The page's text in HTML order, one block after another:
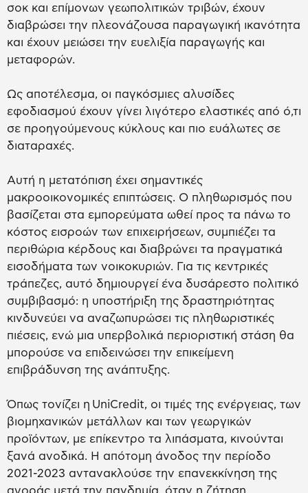
σοκ και επίμονων γεωπολιτικών τριβών, έχουν
διαβρώσει την πλεονάζουσα παραγωγική ικανότητα
και έχουν μειώσει την ευελιξία παραγωγής και
μεταφορών.
Ως αποτέλεσμα, οι παγκόσμιες αλυσίδες
εφοδιασμού έχουν γίνει λιγότερο ελαστικές από ό,τι
σε προηγούμενους κύκλους και πιο ευάλωτες σε
διαταραχές.
Αυτή η μετατόπιση έχει σημαντικές
μακροοικονομικές επιπτώσεις. Ο πληθωρισμός που
βασίζεται στα εμπορεύματα ωθεί προς τα πάνω το
κόστος εισροών των επιχειρήσεων, συμπιέζει τα
περιθώρια κέρδους και διαβρώνει τα πραγματικά
εισοδήματα των νοικοκυριών. Για τις κεντρικές
τράπεζες, αυτό δημιουργεί ένα δυσάρεστο πολιτικό
συμβιβασμό: η υποστήριξη της δραστηριότητας
κινδυνεύει να αναζωπυρώσει τις πληθωριστικές
πιέσεις, ενώ μια υπερβολικά περιοριστική στάση θα
μπορούσε να επιδεινώσει την επικείμενη
επιβράδυνση της ανάπτυξης.
Όπως τονίζει η UniCredit, οι τιμές της ενέργειας, των
βιομηχανικών μετάλλων και των γεωργικών
προϊόντων, με επίκεντρο τα λιπάσματα, κινούνται
ξανά ανοδικά. Η απότομη άνοδος την περίοδο
2021-2023 αντανακλούσε την επανεκκίνηση της